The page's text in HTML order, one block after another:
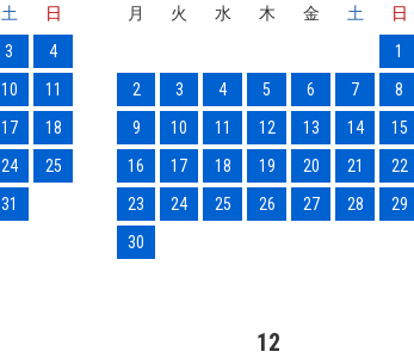
土
日
3
4
10
11
17
18
24
25
31
月 火 水 木 金 土
日
1
2
3 4 5 6 7
8
9
10 11 12 13 14
15
16
17 18 19 20 21
22
23
24 25 26 27 28
29
30
12